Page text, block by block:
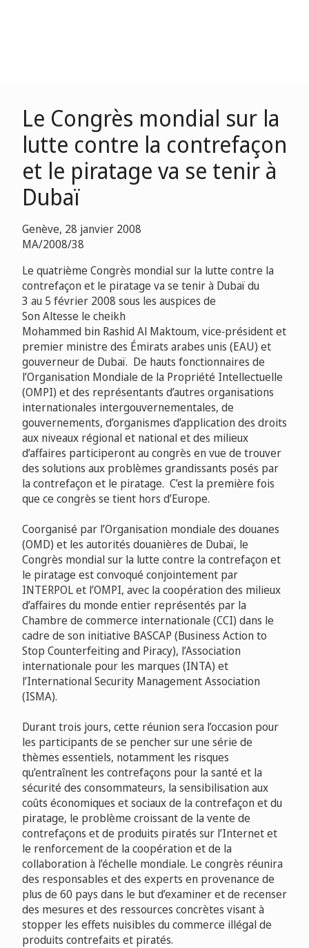
Le Congrès mondial sur la
lutte contre la contrefaçon
et le piratage va se tenir à
Dubaï
Genève, 28 janvier 2008
MA/2008/38
Le quatrième Congrès mondial sur la lutte contre la
contrefaçon et le piratageva se tenir à Dubaï du
3 au 5 février 2008 sous les auspices de
Son Altesse le cheikh
Mohammed bin Rashid Al Maktoum, vice‑président et
premier ministre des Émirats arabes unis (EAU) et
gouverneur de Dubaï. De hauts fonctionnaires de
l’Organisation Mondiale de la Propriété Intellectuelle
(OMPI) et des représentants d’autres organisations
internationales intergouvernementales, de
gouvernements, d’organismes d’application des droits
aux niveaux régional et national et des milieux
d’affaires participeront au congrès en vue de trouver
des solutions aux problèmes grandissants posés par
la contrefaçon et le piratage. C’est la première fois
que ce congrès se tient hors d’Europe.
Coorganisé par l’Organisation mondiale des douanes
(OMD) et les autorités douanières de Dubaï, le
Congrès mondial sur la lutte contre la contrefaçon et
le piratage est convoqué conjointement par
INTERPOL et l’OMPI, avec la coopération des milieux
d’affaires du monde entier représentés par la
Chambre de commerce internationale (CCI) dans le
cadre de son initiative BASCAP (Business Action to
Stop Counterfeiting and Piracy), l’Association
internationale pour les marques (INTA) et
l’International Security Management Association
(ISMA).
Durant trois jours, cette réunion sera l’occasion pour
les participants de se pencher sur une série de
thèmes essentiels, notamment les risques
qu’entraînent les contrefaçons pour la santé et la
sécurité des consommateurs, la sensibilisation aux
coûts économiques et sociaux de la contrefaçon et du
piratage, le problème croissant de la vente de
contrefaçons et de produits piratés sur l’Internet et
le renforcement de la coopération et de la
collaboration à l’échelle mondiale. Le congrès réunira
des responsables et des experts en provenance de
plus de 60 pays dans le but d’examiner et de recenser
des mesures et des ressources concrètes visant à
stopper les effets nuisibles du commerce illégal de
produits contrefaits et piratés.